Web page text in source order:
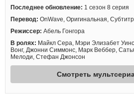
Последнее обновление: 1 сезон 8 серия
Перевод: OnWave, Оригинальная,
Режиссер: Абель Гонгора
В ролях: Майкл Сера, Мэри Элизабет
Вонг, Джонни Симмонс, Марк Веббер,
Мелоди, Стефан Джонсон
Смотреть